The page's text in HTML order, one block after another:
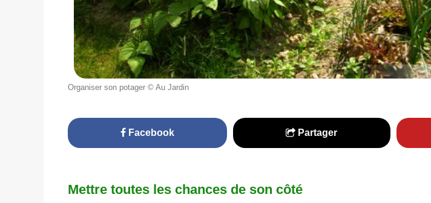
Organiser son potager © Au Jardin
Facebook Partager
Mettre toutes les chances de son côté